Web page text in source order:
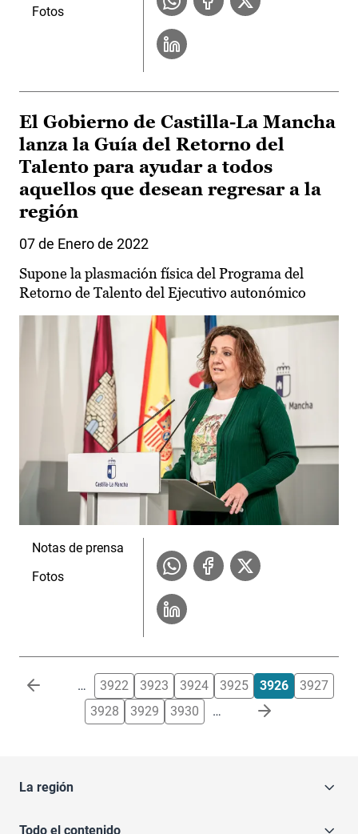
Fotos
El Gobierno de Castilla-La Mancha
lanza la Guía del Retorno del
Talento para ayudar a todos
aquellos que desean regresar a la
región
07 de Enero de 2022
Supone la plasmación física del Programa del
Retorno de Talento del Ejecutivo autonómico
Notas de prensa
Fotos
Paginación … 3922 3923 3924 3925 3926
3927
3928
3929 3930 …
La región
Todo el contenido